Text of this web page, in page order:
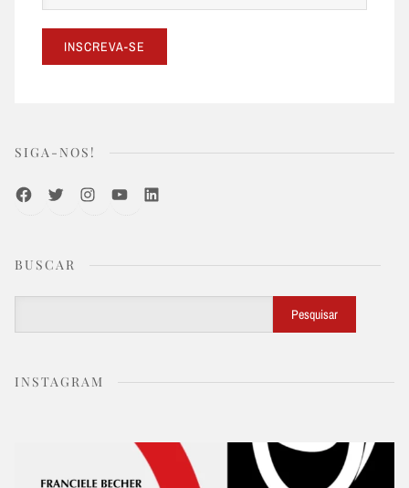
SIGA-NOS!
FacebookTwitterInstagramYoutubeLinkedIn
BUSCAR
Pesquisar
INSTAGRAM